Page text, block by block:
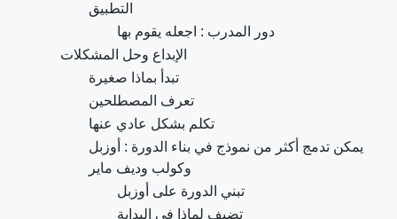
التطبيق
دور المدرب : اجعله يقوم بها
الإبداع وحل المشكلات
تبدأ بماذا صغيرة
تعرف المصطلحين
تكلم بشكل عادي عنها
يمكن تدمج أكثر من نموذج في بناء الدورة : أوزبل
وكولب وديف ماير
تبني الدورة على أوزبل
تضيف لماذا في البداية